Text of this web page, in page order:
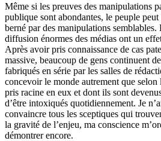
Même si les preuves des manipulations
publique sont abondantes, le peuple
berné par des manipulations
diffusion énormes des médias ont un
Après avoir pris connaissance de cas
massive, beaucoup de gens continuent
fabriqués en série par les salles de
concevoir le monde autrement que selon
pris racine en eux et dont ils sont
d’être intoxiqués quotidiennement. Je
convaincre tous les sceptiques qui
la gravité de l’enjeu, ma conscience
démontrer encore.